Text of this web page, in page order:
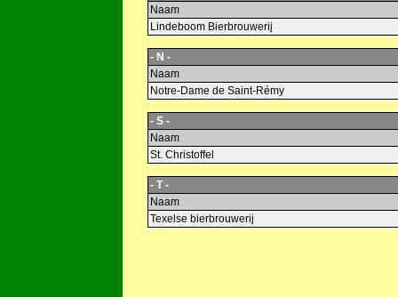
Naam
Lindeboom Bierbrouwerij
- N -
Naam
Notre-Dame de Saint-Rémy
- S -
Naam
St. Christoffel
- T -
Naam
Texelse bierbrouwerij